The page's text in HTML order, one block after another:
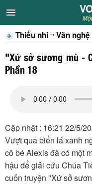
CHUYÊN MỤC
Khách VOV6
Sân khấu
Thiếu nhi
Thiếu nhi Văn
"Xứ sở sương mù -
Phần 18
Cập nhật : 16:21 22/5/
Vượt qua biển lá xanh
cô bé Alexis đã có một
hậu để giải cứu Chúa
cuốn truyện "Xứ sở